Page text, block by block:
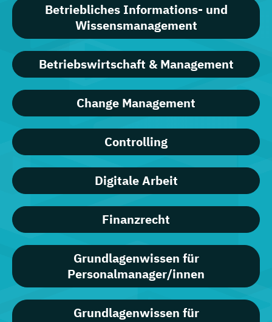
Betriebliches Informations- und
Wissensmanagement
Betriebswirtschaft & Management
Change Management
Controlling
Digitale Arbeit
Finanzrecht
Grundlagenwissen für
Personalmanager/innen
Grundlagenwissen für